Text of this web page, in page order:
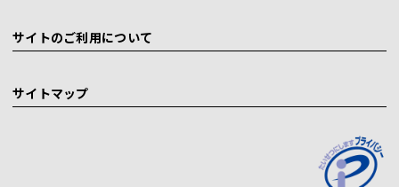
サイトのご利用について
サイトマップ